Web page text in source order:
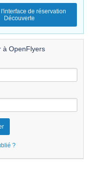
de réservation
Découverte
à OpenFlyers
?